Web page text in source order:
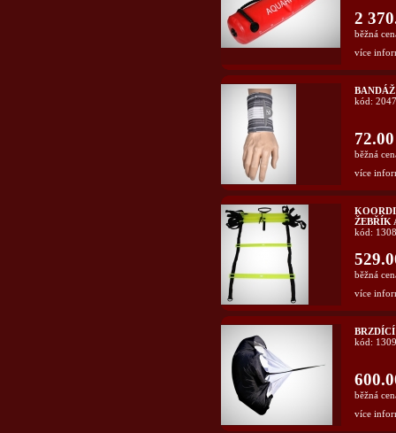
2
běžná
více
kód: 2047
běžná
více
ŽEBŘÍK
kód:
běžná
více
kód:
běžná
více